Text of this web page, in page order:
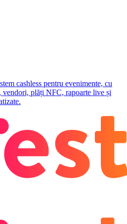
cashless pentru evenimente, cu
vendori, plăți NFC, rapoarte live și